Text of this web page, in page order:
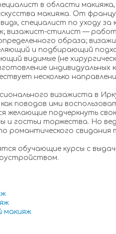
в области макияжа,
макияжа. От
специалист по уходу
визажист-стилист —
образа;
и подбирающий
видимые (не
индивидуальных
несколько
визажиста в
поводов ими
желающие подчеркнуть
и гостьи торжества. Но
романтического свидания
обучающие курсы с
макияж